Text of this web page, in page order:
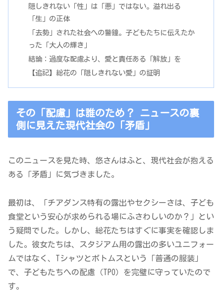
隠しきれない「性」は「悪」ではない。溢れ出る
「生」の正体
「去勢」された社会への警鐘。子どもたちに伝えたか
った「大人の輝き」
結論：過度な配慮より、愛と責任ある「解放」を
【追記】総花の「隠しきれない愛」の証明
その「配慮」は誰のため？ ニュースの裏
側に見えた現代社会の「矛盾」
このニュースを見た時、悠さんはふと、現代社会が抱える
ある「矛盾」に気づきました。
最初は、「チアダンス特有の露出やセクシーさは、子ども
食堂という安心が求められる場にふさわしいのか？」とい
う疑問でした。しかし、総花たちはすぐに事実を確認しま
した。彼女たちは、スタジアム用の露出の多いユニフォー
ムではなく、Tシャツとボトムスという「普通の服装」
で、子どもたちへの配慮（TPO）を完璧に守っていたので
す。